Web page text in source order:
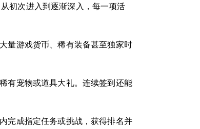
初次进入到逐渐深入，每一项活
量游戏货币、稀有装备甚至独家时
有宠物或道具大礼。连续签到还能
完成指定任务或挑战，获得排名并